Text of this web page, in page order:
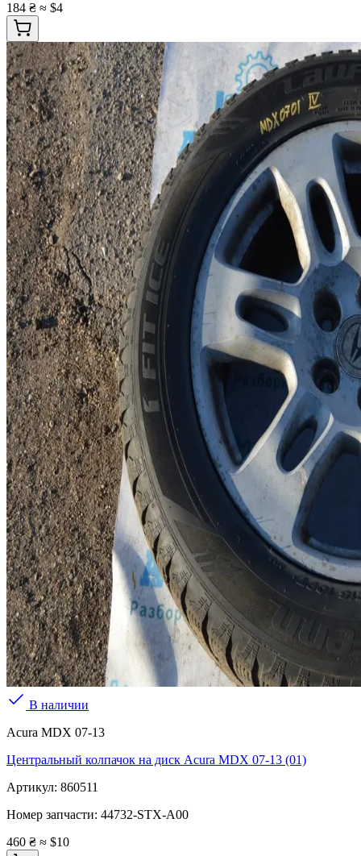
184 ₴ ≈ $4
В наличии
Acura MDX 07-13
Центральный колпачок на диск Acura MDX 07-13 (01)
Артикул: 860511
Номер запчасти: 44732-STX-A00
460 ₴ ≈ $10